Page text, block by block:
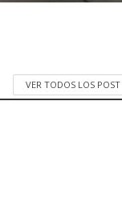
VER TODOS LOS POST